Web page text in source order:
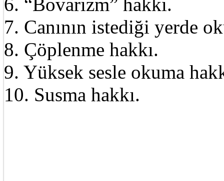
7. Canının istediği yerde
8. Çöplenme hakkı.
9. Yüksek sesle okuma
10. Susma hakkı.